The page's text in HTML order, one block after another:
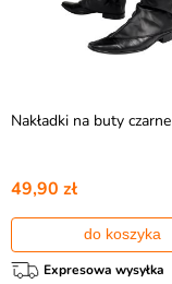
Nakładki na buty czarne
49,90 zł
do koszyka
Expresowa wysyłka